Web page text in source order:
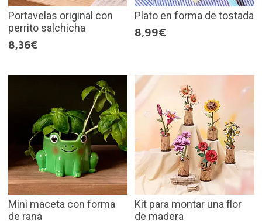
Portavelas original con
perrito salchicha
8,36€
Plato en forma de tostada
8,99€
Mini maceta con forma
de rana
Kit para montar una flor
de madera